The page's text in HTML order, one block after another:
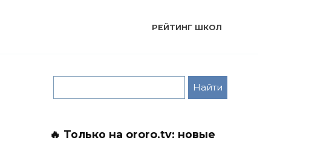
РЕЙТИНГ ШКОЛ
🔥 Только на ororo.tv: новые